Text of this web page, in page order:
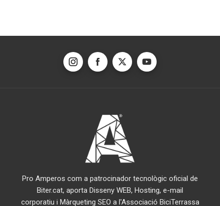
entrades
Pro Amperos com a patrocinador tecnològic oficial de
Biter.cat, aporta Disseny WEB, Hosting, e-mail
corporatiu i Màrqueting SEO a l'Associació BiciTerrassa